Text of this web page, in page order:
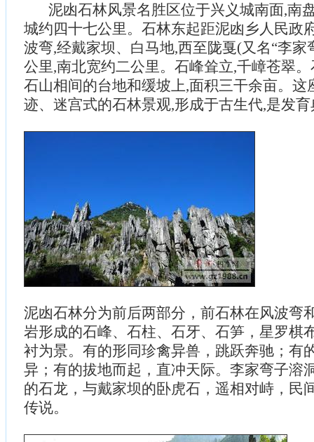
泥凼石林风景名胜区位于兴义城南面,南
城约四十七公里。石林东起距泥凼乡人民政
波弯,经戴家坝、白马地,西至陇戛(又名“李家
公里,南北宽约二公里。石峰耸立,千嶂苍翠
石山相间的台地和缓坡上,面积三干余亩。这
迹、迷宫式的石林景观,形成于古生代,是发
泥凼石林分为前后两部分，前石林在风波弯
岩形成的石峰、石柱、石牙、石笋，星罗棋
衬为景。有的形同珍禽异兽，跳跃奔驰；有
异；有的拔地而起，直冲天际。李家弯子溶
的石龙，与戴家坝的卧虎石，遥相对峙，民
传说。